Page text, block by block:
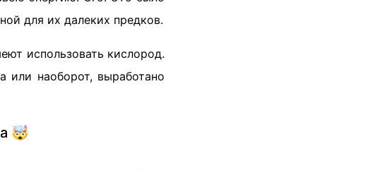
для их далеких предков.
использовать кислород.
или наоборот, выработано
🤯